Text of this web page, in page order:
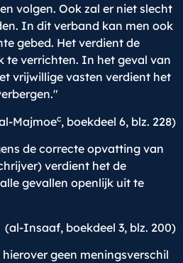
volgen. Ook zal er niet slecht
In dit verband kan men ook
gebed. Het verdient de
te verrichten. In het geval van
vrijwillige vasten verdient het
Majmoec, boekdeel 6, blz. 228)
de correcte opvatting van
verdient het de
gevallen openlijk uit te
(al-Insaaf, boekdeel 3, blz. 200)
geen meningsverschil